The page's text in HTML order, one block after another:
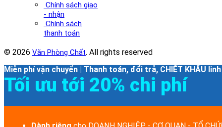
Chính sách giao
- nhận
Chính sách
thanh toán
© 2026 Văn Phòng Chất. All rights reserved
Miễn phí vận chuyển | Thanh toán, đổi trả, CHIẾT KHẤU
Tối ưu tới 20% chi phí